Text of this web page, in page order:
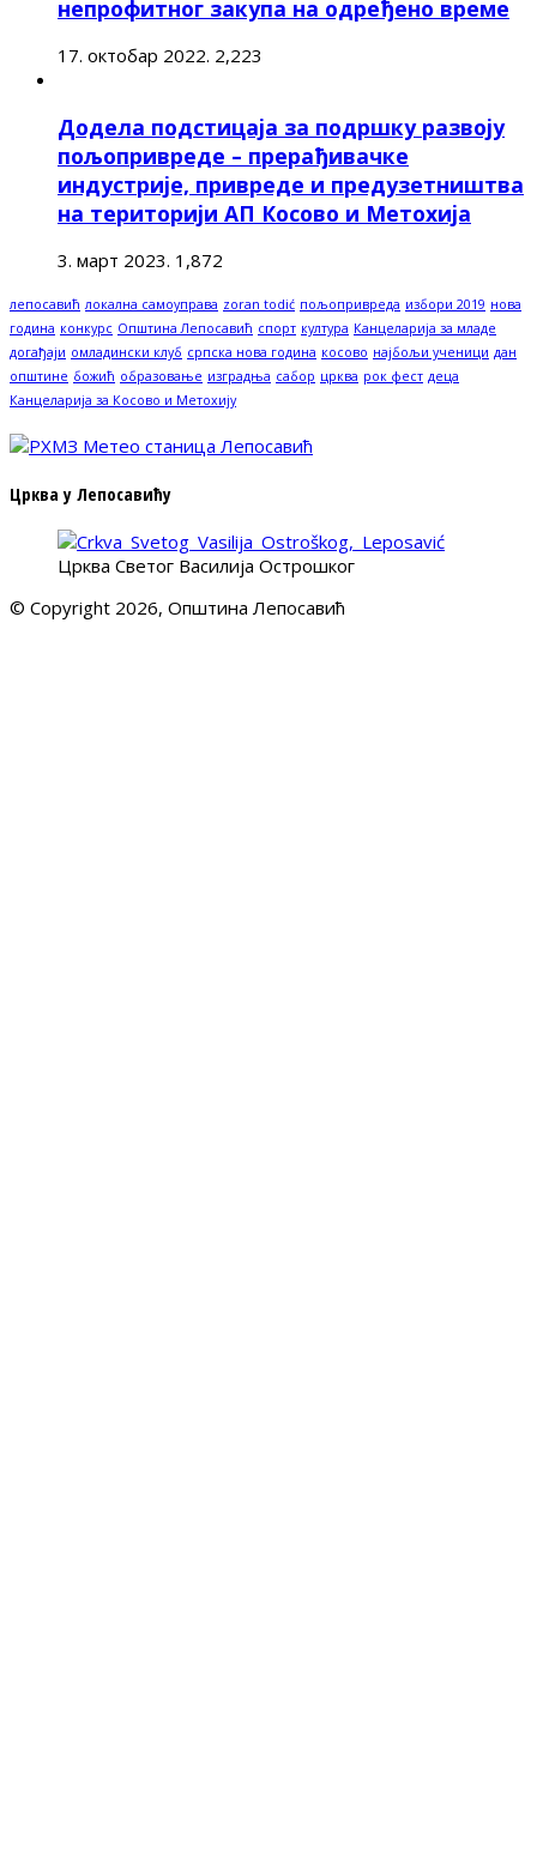
непрофитног закупа на одређено време
17. октобар 2022. 2,223
Додела подстицаја за подршку развоју
пољопривреде – прерађивачке
индустрије, привреде и предузетништва
на територији АП Косово и Метохија
3. март 2023. 1,872
лепосавић локална самоуправа zoran todić пољопривреда избори 2019 нова
година конкурс Општина Лепосавић спорт култура Канцеларија за младе
догађаји омладински клуб српска нова година косово најбољи ученици дан
општине божић образовање изградња сабор црква рок фест деца
Канцеларија за Косово и Метохију
Црква у Лепосавићу
Црква Светог Василија Острошког
© Copyright 2026, Општина Лепосавић